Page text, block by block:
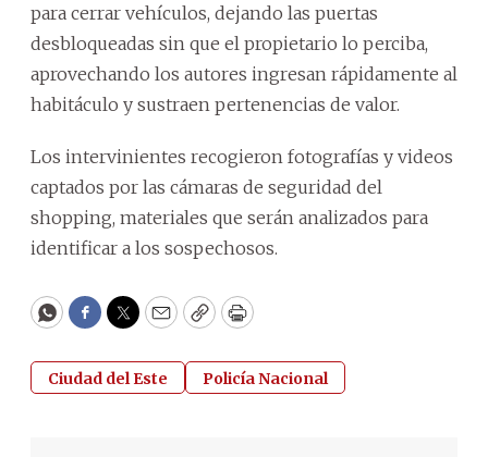
para cerrar vehículos, dejando las puertas
desbloqueadas sin que el propietario lo perciba,
aprovechando los autores ingresan rápidamente al
habitáculo y sustraen pertenencias de valor.
Los intervinientes recogieron fotografías y videos
captados por las cámaras de seguridad del
shopping, materiales que serán analizados para
identificar a los sospechosos.
WhatsApp
Facebook
Twitter
EmailCopyPrint
Ciudad del Este Policía Nacional